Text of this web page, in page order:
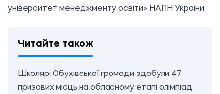
університет менеджменту освіти» НАПН України.
Читайте також
Школярі Обухівської громади здобули 47
призових місць на обласному етапі олімпіад